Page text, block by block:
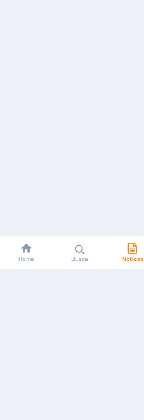
Home Busca Notícias